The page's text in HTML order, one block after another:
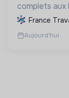
complets aux
de vie et en
France
Aujourd'hui